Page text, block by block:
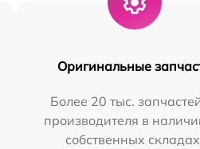
Оригинальные
Более 20 тыс.
производителя в
собственных